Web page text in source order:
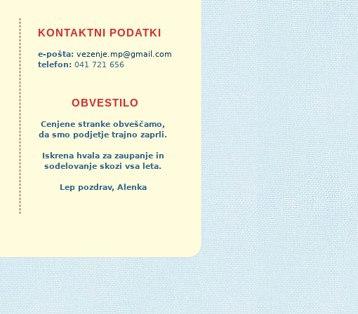
KONTAKTNI PODATKI
e-pošta:vezenje.mp@gmail.com
telefon:041 721 656
OBVESTILO
Cenjene stranke obveščamo,
da smo podjetje trajno zaprli.
Iskrena hvala za zaupanje in
sodelovanje skozi vsa leta.
Lep pozdrav, Alenka